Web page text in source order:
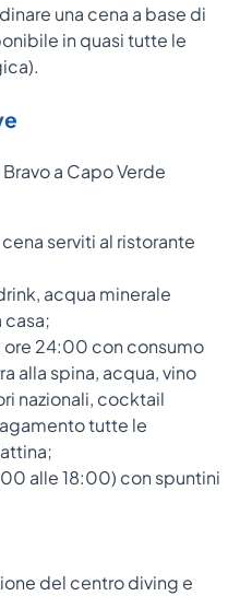
una cena a base di
in quasi tutte le
a Capo Verde
serviti al ristorante
acqua minerale
casa;
24:00 con consumo
alla spina, acqua, vino
nazionali, cocktail
tutte le
alle 18:00) con spuntini
del centro diving e